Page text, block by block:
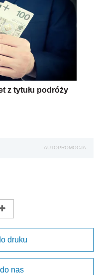
z tytułu podróży
AUTOPROMOCJA
druku
nas